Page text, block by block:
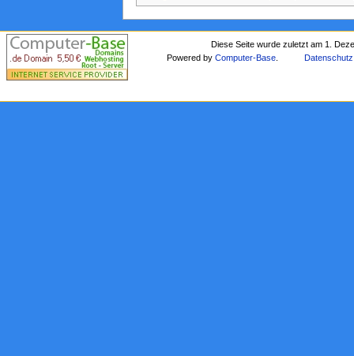
Diese Seite wurde zuletzt am 1.
Powered byComputer-Base Datenschutz